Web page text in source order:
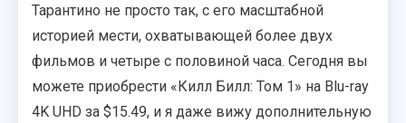
Тарантино не просто так, с его масштабной
историей мести, охватывающей более двух
фильмов и четыре с половиной часа. Сегодня вы
можете приобрести «Килл Билл: Том 1» на Blu-ray
4K UHD за $15.49, и я даже вижу дополнительную